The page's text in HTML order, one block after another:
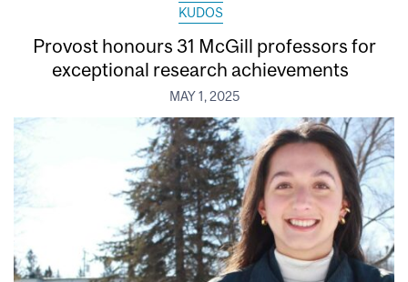
KUDOS
Provost honours 31 McGill professors for
exceptional research achievements
MAY 1, 2025